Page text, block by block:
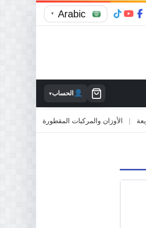
Arabic
▼
الحساب▾
| الأوزان والمركبات المقطورة |